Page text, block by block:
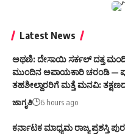
Latest News
ಅಥಣಿ: ದೇಸಾಯಿ ಸರ್ಕಲ್ ದತ್ತ ಮಂದಿರ
ಮುಂದಿನ ಅಪಾಯಕಾರಿ ಚರಂಡಿ —
ತಹಶೀಲ್ದಾರರಿಗೆ ಮತ್ತೆ ಮನವಿ:
ಜಾಗೃತಿ 6 hours ago
ಕರ್ನಾಟಕ ಮಾಧ್ಯಮ ರಾಜ್ಯ ಪ್ರಶಸ್ತಿ